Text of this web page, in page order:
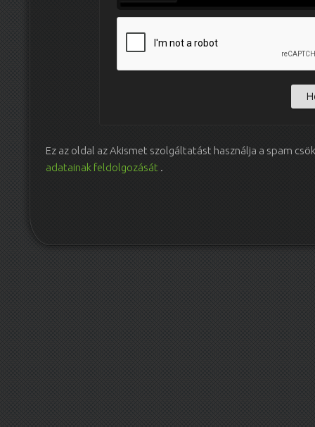
Ez az oldal az Akismet szolgáltatást használja a spam
adatainak feldolgozását .